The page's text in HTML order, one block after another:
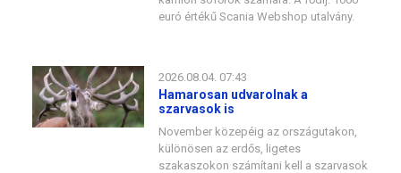
euró értékű Scania Webshop utalvány.
2026.08.04. 07:43
Hamarosan udvarolnak a
szarvasok is
November közepéig az országutakon,
különösen az erdős, ligetes
szakaszokon számítani kell a szarvasok